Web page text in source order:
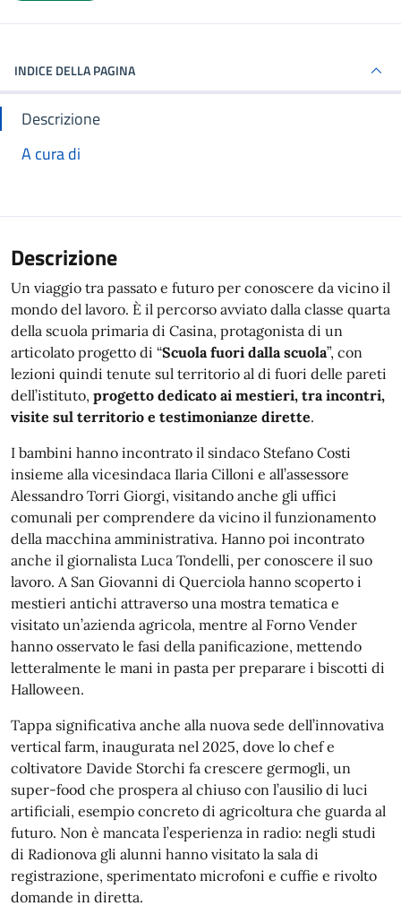
INDICE DELLA PAGINA
Descrizione
A cura di
Descrizione
Un viaggio tra passato e futuro per conoscere da vicino il
mondo del lavoro. È il percorso avviato dalla classe quarta
della scuola primaria di Casina, protagonista di un
articolato progetto di “Scuola fuori dalla scuola”, con
lezioni quindi tenute sul territorio al di fuori delle pareti
dell’istituto, progetto dedicato ai mestieri, tra incontri,
visite sul territorio e testimonianze dirette.
I bambini hanno incontrato il sindaco Stefano Costi
insieme alla vicesindaca Ilaria Cilloni e all’assessore
Alessandro Torri Giorgi, visitando anche gli uffici
comunali per comprendere da vicino il funzionamento
della macchina amministrativa. Hanno poi incontrato
anche il giornalista Luca Tondelli, per conoscere il suo
lavoro. A San Giovanni di Querciola hanno scoperto i
mestieri antichi attraverso una mostra tematica e
visitato un’azienda agricola, mentre al Forno Vender
hanno osservato le fasi della panificazione, mettendo
letteralmente le mani in pasta per preparare i biscotti di
Halloween.
Tappa significativa anche alla nuova sede dell’innovativa
vertical farm, inaugurata nel 2025, dove lo chef e
coltivatore Davide Storchi fa crescere germogli, un
super-food che prospera al chiuso con l’ausilio di luci
artificiali, esempio concreto di agricoltura che guarda al
futuro. Non è mancata l’esperienza in radio: negli studi
di Radionova gli alunni hanno visitato la sala di
registrazione, sperimentato microfoni e cuffie e rivolto
domande in diretta.